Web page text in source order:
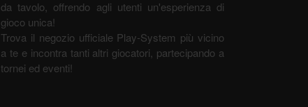
da tavolo, offrendo agli utenti un'esperienza di
gioco unica!
Trova il negozio ufficiale Play-System più vicino
a te e incontra tanti altri giocatori, partecipando a
tornei ed eventi!